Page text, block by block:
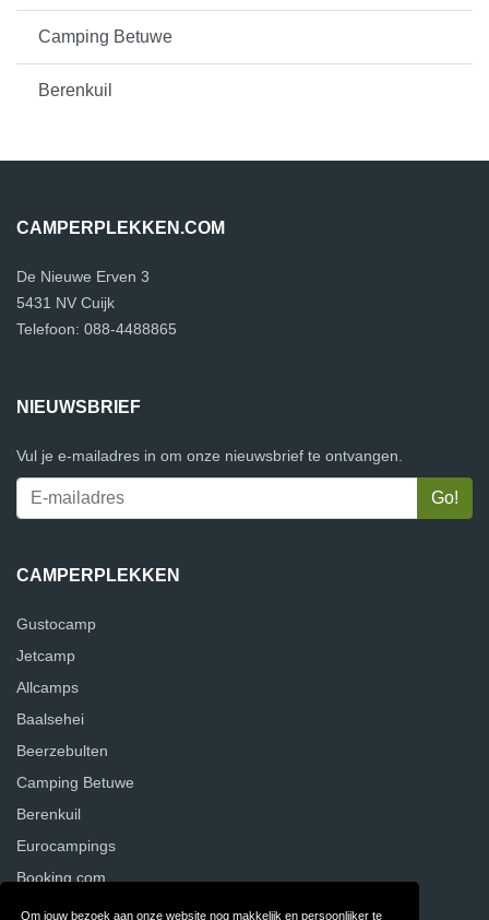
Om jouw bezoek aan onze website nog makkelijk en persoonlijker te
Camping Betuwe
Berenkuil
CAMPERPLEKKEN.COM
De Nieuwe Erven 3
5431 NV Cuijk
Telefoon: 088-4488865
NIEUWSBRIEF
Vul je e-mailadres in om onze nieuwsbrief te ontvangen.
CAMPERPLEKKEN
Gustocamp
Jetcamp
Allcamps
Baalsehei
Beerzebulten
Camping Betuwe
Berenkuil
Eurocampings
Booking.com